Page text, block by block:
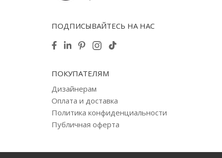
ПОДПИСЫВАЙТЕСЬ НА НАС
ПОКУПАТЕЛЯМ
Дизайнерам
Оплата и доставка
Политика конфиденциальности
Публичная оферта